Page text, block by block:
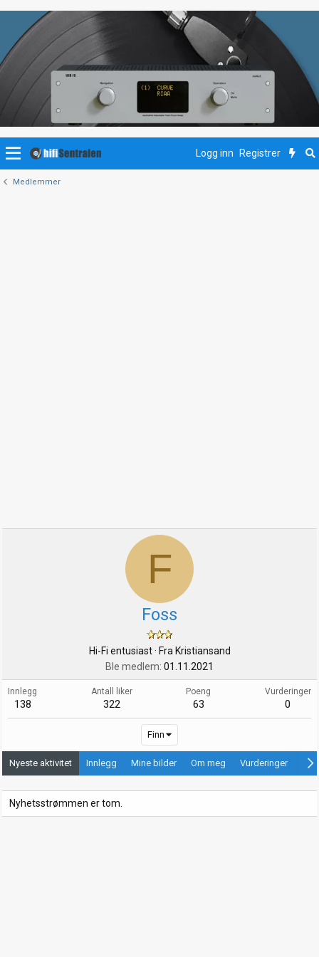
Logg inn Registrer
Medlemmer
F
Foss
Hi-Fi entusiast · Fra Kristiansand
Ble medlem 01.11.2021
Innlegg
138
Antall liker
322
Poeng
63
Vurderinger
0
Finn
Nyeste aktivitet Innlegg Mine bilder Om meg Vurderinger
Nyhetsstrømmen er tom.